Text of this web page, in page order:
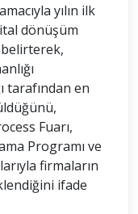
yılın ilk
dönüşüm
tarafından en
Fuarı,
Programı ve
firmaların
ifade